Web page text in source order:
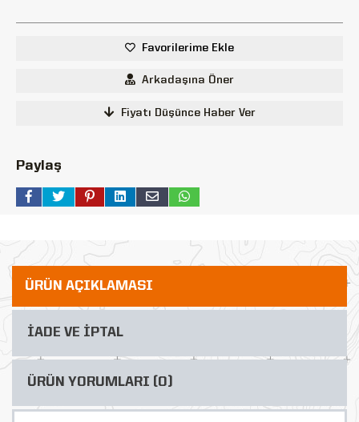
Favorilerime Ekle
Arkadaşına Öner
Fiyatı Düşünce Haber Ver
Paylaş
ÜRÜN AÇIKLAMASI
İADE VE İPTAL
ÜRÜN YORUMLARI (0)